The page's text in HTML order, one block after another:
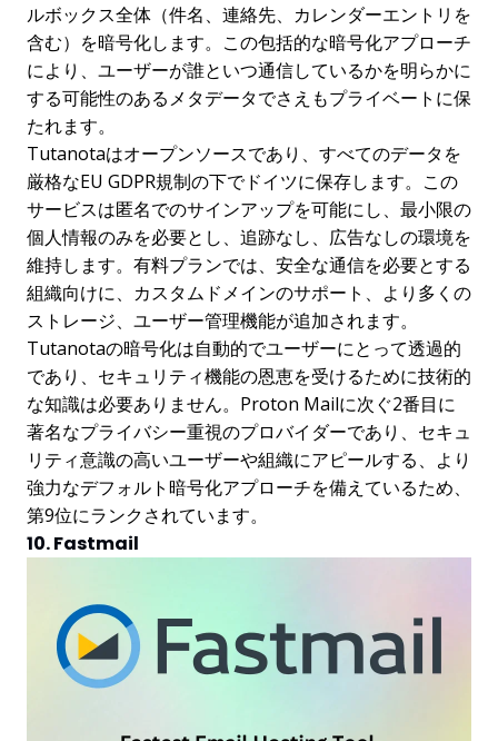
ルボックス全体（件名、連絡先、カレンダーエントリを
含む）を暗号化します。この包括的な暗号化アプローチ
により、ユーザーが誰といつ通信しているかを明らかに
する可能性のあるメタデータでさえもプライベートに保
たれます。
Tutanotaはオープンソースであり、すべてのデータを
厳格なEU GDPR規制の下でドイツに保存します。この
サービスは匿名でのサインアップを可能にし、最小限の
個人情報のみを必要とし、追跡なし、広告なしの環境を
維持します。有料プランでは、安全な通信を必要とする
組織向けに、カスタムドメインのサポート、より多くの
ストレージ、ユーザー管理機能が追加されます。
Tutanotaの暗号化は自動的でユーザーにとって透過的
であり、セキュリティ機能の恩恵を受けるために技術的
な知識は必要ありません。Proton Mailに次ぐ2番目に
著名なプライバシー重視のプロバイダーであり、セキュ
リティ意識の高いユーザーや組織にアピールする、より
強力なデフォルト暗号化アプローチを備えているため、
第9位にランクされています。
10. Fastmail